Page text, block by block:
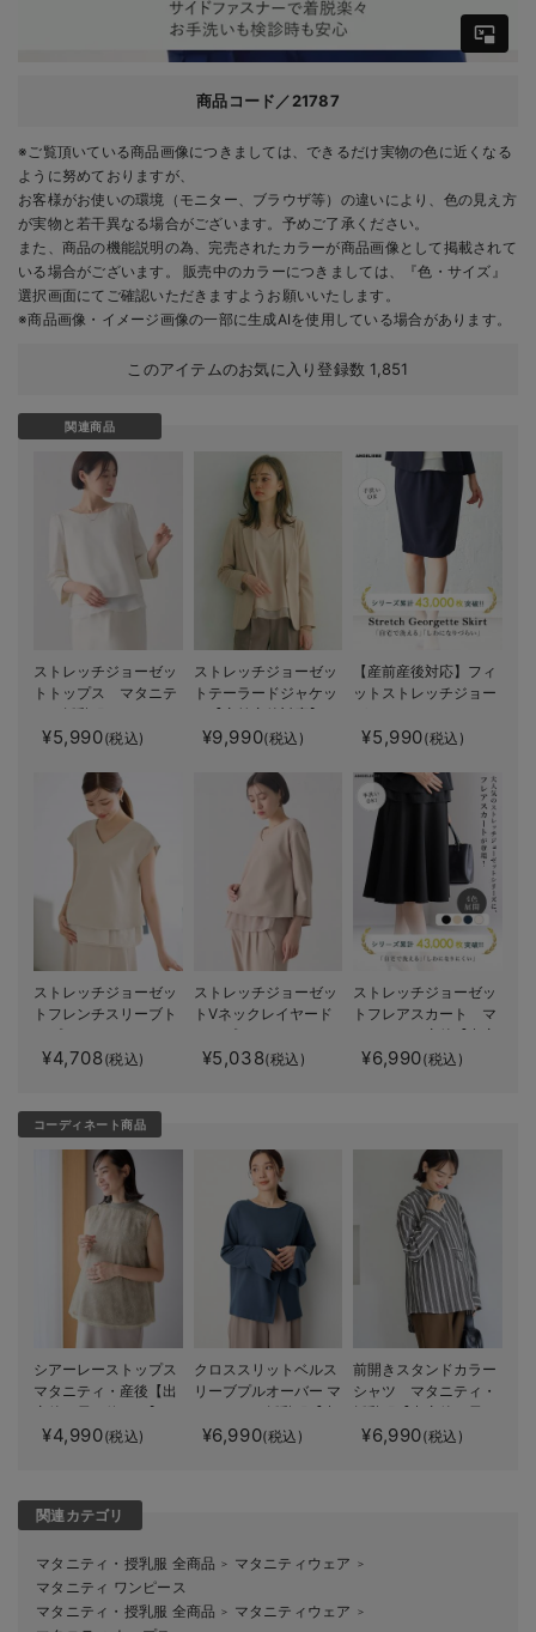
商品コード／21787
※ご覧頂いている商品画像につきましては、できるだけ実物の色に近くなる
ように努めておりますが、
お客様がお使いの環境（モニター、ブラウザ等）の違いにより、色の見え方
が実物と若干異なる場合がございます。予めご了承ください。
また、商品の機能説明の為、完売されたカラーが商品画像として掲載されて
いる場合がございます。 販売中のカラーにつきましては、『色・サイズ』
選択画面にてご確認いただきますようお願いいたします。
※商品画像・イメージ画像の一部に生成AIを使用している場合があります。
このアイテムのお気に入り登録数 1,851
関連商品
ストレッチジョーゼッ
トトップス マタニテ
ィ・授乳服
¥5,990(税込)
ストレッチジョーゼッ
トテーラードジャケッ
ト【産前産後対応】
¥9,990(税込)
【産前産後対応】フィ
ットストレッチジョー
¥5,990(税込)
ストレッチジョーゼッ
トフレンチスリーブト
ップス マタニティ・
授乳服【出産後も長く
¥4,708(税込)
ストレッチジョーゼッ
トVネックレイヤード
トップス マタニテ
ィ・授乳服【出産後も
¥5,038(税込)
ストレッチジョーゼッ
トフレアスカート マ
タニティ・産後【出産
後も長く使える】
¥6,990(税込)
コーディネート商品
シアーレーストップス
マタニティ・産後【出
産後も長く使える】
¥4,990(税込)
クロススリットベルス
リーブプルオーバー マ
タニティ・授乳服【出
産後も長く使える】
¥6,990(税込)
前開きスタンドカラー
シャツ マタニティ・
授乳服【出産後も長く
使える】
¥6,990(税込)
関連カテゴリ
マタニティ・授乳服 全商品 ＞ マタニティウェア ＞
マタニティ ワンピース
マタニティ・授乳服 全商品 ＞ マタニティウェア ＞